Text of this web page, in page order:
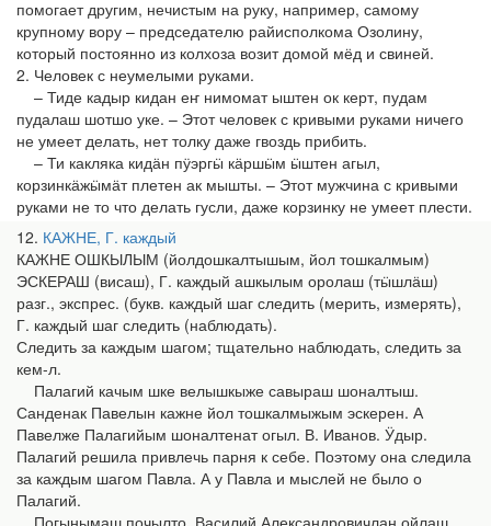
помогает другим, нечистым на руку, например, самому
крупному вору – председателю райисполкома Озолину,
который постоянно из колхоза возит домой мёд и свиней.
2. Человек с неумелыми руками.
– Тиде кадыр кидан еҥ нимомат ыштен ок керт, пудам
пудалаш шотшо уке. – Этот человек с кривыми руками ничего
не умеет делать, нет толку даже гвоздь прибить.
– Ти какляка кидӓн пӱэргӹ кӓршӹм ӹштен агыл,
корзинкӓжӹмӓт плетен ак мышты. – Этот мужчина с кривыми
руками не то что делать гусли, даже корзинку не умеет плести.
12 КАЖНЕ, Г. каждый
КАЖНЕ ОШКЫЛЫМ (йолдошкалтышым, йол тошкалмым)
ЭСКЕРАШ (висаш), Г. каждый ашкылым оролаш (тӹшлӓш)
разг., экспрес. (букв. каждый шаг следить (мерить, измерять),
Г. каждый шаг следить (наблюдать).
Следить за каждым шагом; тщательно наблюдать, следить за
кем-л.
Палагий качым шке велышкыже савыраш шоналтыш.
Санденак Павелын кажне йол тошкалмыжым эскерен. А
Павелже Палагийым шоналтенат огыл. В. Иванов. Ӱдыр.
Палагий решила привлечь парня к себе. Поэтому она следила
за каждым шагом Павла. А у Павла и мыслей не было о
Палагий.
Погынымаш почылто. Василий Александровичлан ойлаш